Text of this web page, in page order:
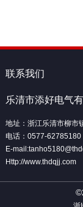
联系我们
乐清市添好电气
地址：浙江乐清市柳市
电话：0577-62785180
E-
Http://www.thdqjj.com